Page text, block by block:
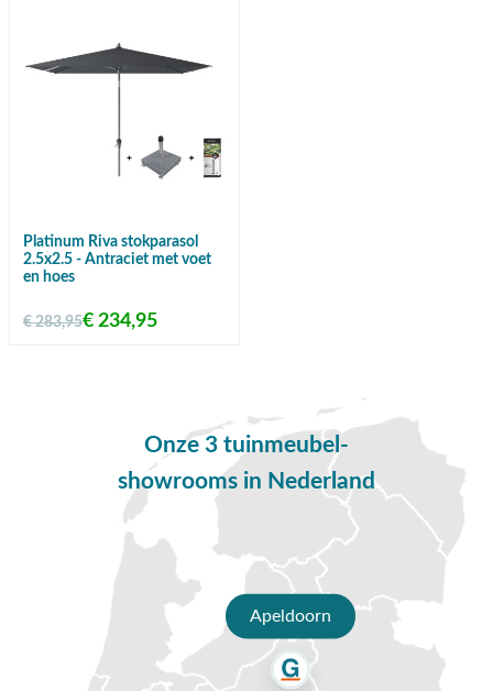
Platinum Riva stokparasol
2.5x2.5 - Antraciet met voet
en hoes
€ 283,95€ 234,95
Onze 3 tuinmeubel-
showrooms in Nederland
Apeldoorn